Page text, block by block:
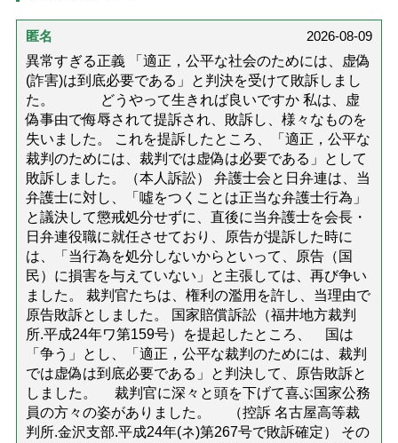
匿名
2026-08-09
異常すぎる正義 「適正，公平な社会のためには、虚偽
(詐害)は到底必要である」と判決を受けて敗訴しまし
た。 どうやって生きれば良いですか 私は、虚
偽事由で侮辱されて提訴され、敗訴し、様々なものを
失いました。 これを提訴したところ、「適正，公平な
裁判のためには、裁判では虚偽は必要である」として
敗訴しました。（本人訴訟） 弁護士会と日弁連は、当
弁護士に対し、「噓をつくことは正当な弁護士行為」
と議決して懲戒処分せずに、直後に当弁護士を会長・
日弁連役職に就任させており、原告が提訴した時に
は、「当行為を処分しないからといって、原告（国
民）に損害を与えていない」と主張しては、再び争い
ました。 裁判官たちは、権利の濫用を許し、当理由で
原告敗訴としました。 国家賠償訴訟（福井地方裁判
所.平成24年ワ第159号）を提起したところ、 国は
「争う」とし、「適正，公平な裁判のためには、裁判
では虚偽は到底必要である」と判決して、原告敗訴と
しました。 裁判官に深々と頭を下げて喜ぶ国家公務
員の方々の姿がありました。 （控訴 名古屋高等裁
判所.金沢支部.平成24年(ネ)第267号で敗訴確定） その